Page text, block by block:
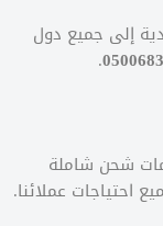
إلى جميع دول
.
شحن شاملة
احتياجات عملائنا.